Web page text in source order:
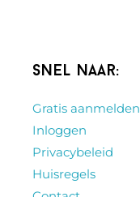
Snel naar:
Gratis aanmelden
Inloggen
Privacybeleid
Huisregels